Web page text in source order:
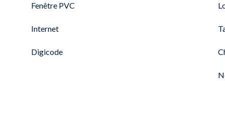
Fenêtre PVC
Internet
Digicode